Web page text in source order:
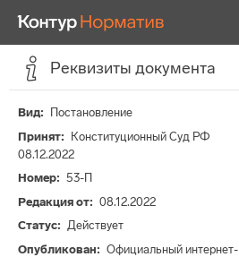
Реквизиты документа
Вид
Постановление
Принят
Конституционный Суд РФ
08.12.2022
Номер
53-П
Редакция от
08.12.2022
Статус
Действует
Опубликован
Официальный интернет-